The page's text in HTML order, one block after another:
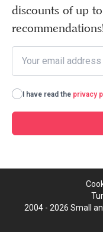
discounts of up
I have read the privacy
2004 - 2026 Small